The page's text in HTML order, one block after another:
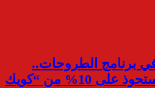
برنامج الطروحات..
“طاقة عربية” تستحوذ على 10% من “كويك